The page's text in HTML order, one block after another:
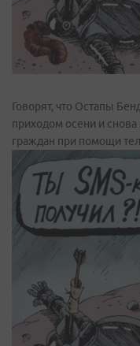
Говорят, что Остапы
приходом осени и
граждан при помощи